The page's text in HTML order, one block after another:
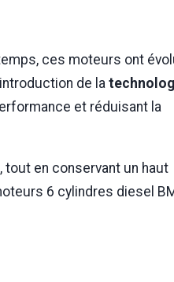
ces moteurs ont
de la
et réduisant la
en conservant un haut
6 cylindres diesel